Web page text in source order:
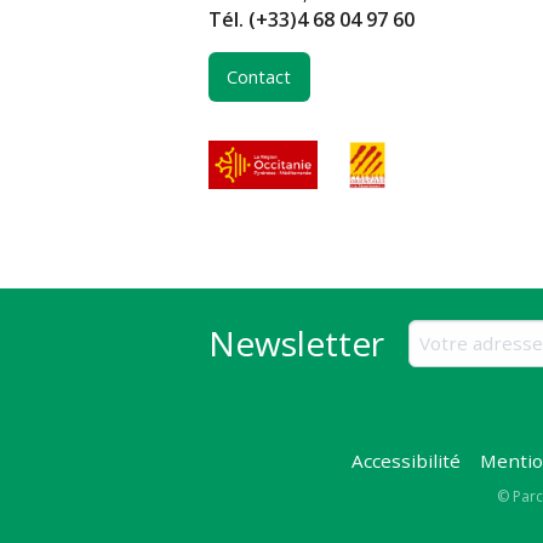
Tél. (+33)4 68 04 97 60
Contact
Newsletter
Accessibilité
©